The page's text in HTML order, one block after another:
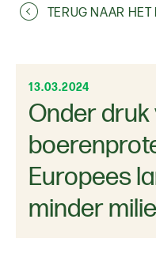
TERUG NAAR
13.03.2024
Onder druk
Europees
minder